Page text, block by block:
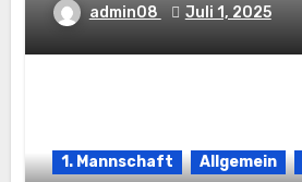
admin08 Juli 1, 2025
1. Mannschaft Allgemein